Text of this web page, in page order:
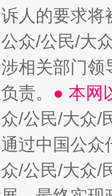
人的要求将
众/公民/大
相关部门
责。 ● 本网
众/公民/大众
过中国公
/公民/大众